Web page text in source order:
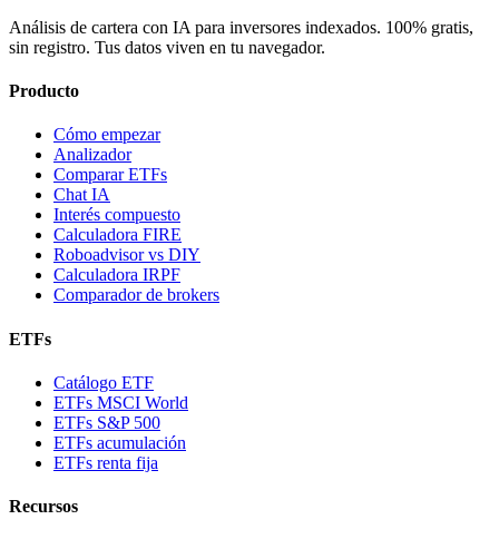
Análisis de cartera con IA para inversores indexados. 100% gratis,
sin registro. Tus datos viven en tu navegador.
Producto
Cómo empezar
Analizador
Comparar ETFs
Chat IA
Interés compuesto
Calculadora FIRE
Roboadvisor vs DIY
Calculadora IRPF
Comparador de brokers
ETFs
Catálogo ETF
ETFs MSCI World
ETFs S&P 500
ETFs acumulación
ETFs renta fija
Recursos